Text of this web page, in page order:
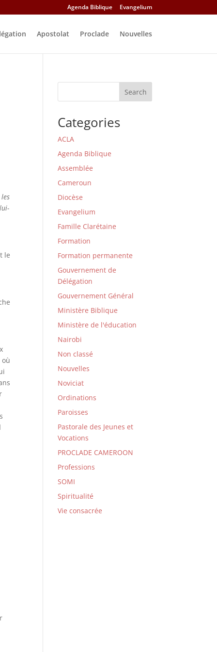
Agenda Biblique Evangelium
Apostolat Proclade Nouvelles
le
Search
Categories
ACLA
Agenda Biblique
Assemblée
Cameroun
Diocèse
Evangelium
Famille Clarétaine
Formation
Formation permanente
Gouvernement de
Délégation
Gouvernement Général
Ministère Biblique
Ministère de l'éducation
Nairobi
Non classé
Nouvelles
Noviciat
Ordinations
Paroisses
Pastorale des Jeunes et
Vocations
PROCLADE CAMEROON
Professions
SOMI
Spiritualité
Vie consacrée